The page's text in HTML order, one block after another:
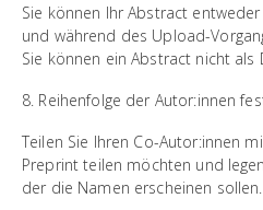
Sie können Ihr Abstract
und während des Upload-
Sie können ein Abstract nicht als
8. Reihenfolge der Autor:innen
Teilen Sie Ihren Co-Autor:innen
Preprint teilen möchten und
der die Namen erscheinen sollen.